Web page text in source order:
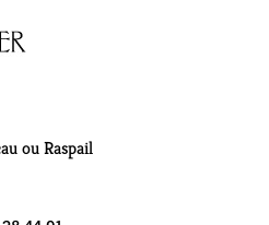
ou Raspail